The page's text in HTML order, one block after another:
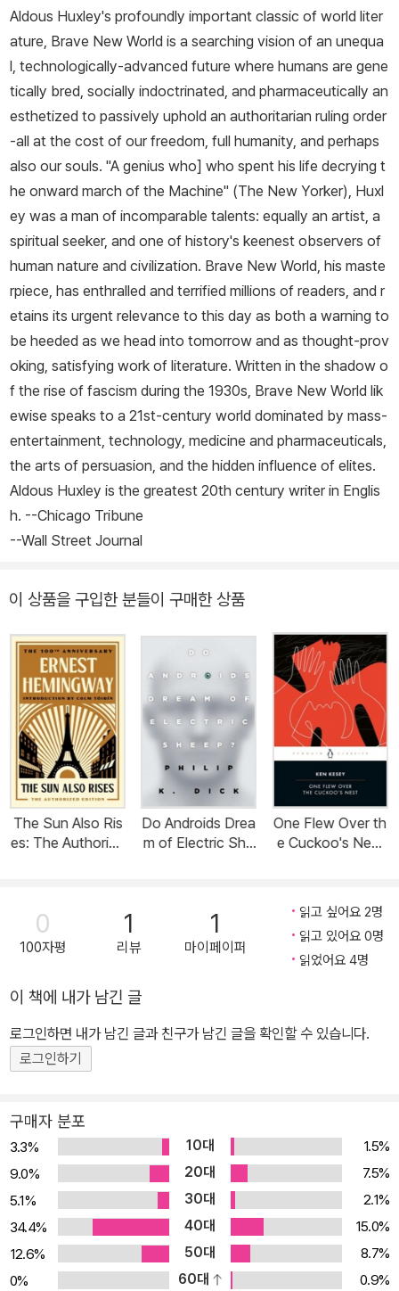
위법》(1928)으로 명성을 얻었다. 대표작 《멋진 신세계》(1932)는
과학의 발달로 인간이 모두 인공 제조되는 미래 사회를 풍자적으로
그려냈으며, 20세기 미래 소설 가운데 가장 현실적인 작품으로 평가
받는다. 그 외에도 소설 《가자에서 눈이 멀어》(1936), 《원숭이와 본
질》(1948)과 에세이 《영원의 철학》(1945), 《지각의 문》(1954)
등 다수의 작품을 남겼다. 미국 캘리포니아에 정착해 살다가 1963년
11월 22일 후두암으로 생을 마감했다.
Aldous Huxley's profoundly important classic of world liter
ature, Brave New World is a searching vision of an unequa
l, technologically-advanced future where humans are gene
tically bred, socially indoctrinated, and pharmaceutically an
esthetized to passively uphold an authoritarian ruling order
-all at the cost of our freedom, full humanity, and perhaps
also our souls. "A genius who] who spent his life decrying t
he onward march of the Machine" (The New Yorker), Huxl
ey was a man of incomparable talents: equally an artist, a
spiritual seeker, and one of history's keenest observers of
human nature and civilization. Brave New World, his maste
rpiece, has enthralled and terrified millions of readers, and r
etains its urgent relevance to this day as both a warning to
be heeded as we head into tomorrow and as thought-prov
oking, satisfying work of literature. Written in the shadow o
f the rise of fascism during the 1930s, Brave New World lik
ewise speaks to a 21st-century world dominated by mass-
entertainment, technology, medicine and pharmaceuticals,
the arts of persuasion, and the hidden influence of elites.
Aldous Huxley is the greatest 20th century writer in Englis
h. --Chicago Tribune
--Wall Street Journal
이 상품을 구입한 분들이 구매한 상품
The Sun Also Ris
es: The Authorize
Do Androids Drea
m of Electric She
One Flew Over th
e Cuckoo's Nest
0
100자평
1
리뷰
1
마이페이퍼
읽고 싶어요 2명
읽고 있어요 0명
읽었어요 4명
이 책에 내가 남긴 글
로그인하면 내가 남긴 글과 친구가 남긴 글을 확인할 수 있습니다.
로그인하기
구매자 분포
3.3% 10대
1.5%
9.0%
20대
7.5%
5.1%
30대
2.1%
34.4%
40대
15.0%
12.6%
50대
8.7%
0%
60대
0.9%